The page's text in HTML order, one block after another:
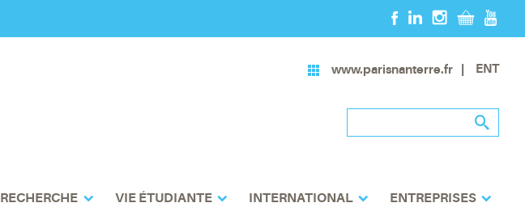
www.parisnanterre.fr ENT
RECHERCHE VIE ÉTUDIANTE INTERNATIONAL ENTREPRISES